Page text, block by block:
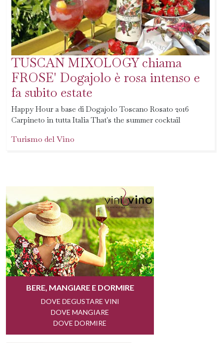
TUSCAN MIXOLOGY chiama
FROSE' Dogajolo è rosa intenso e
fa subito estate
Happy Hour a base di Dogajolo Toscano Rosato 2016
Carpineto in tutta Italia That's the summer cocktail
Turismo del Vino